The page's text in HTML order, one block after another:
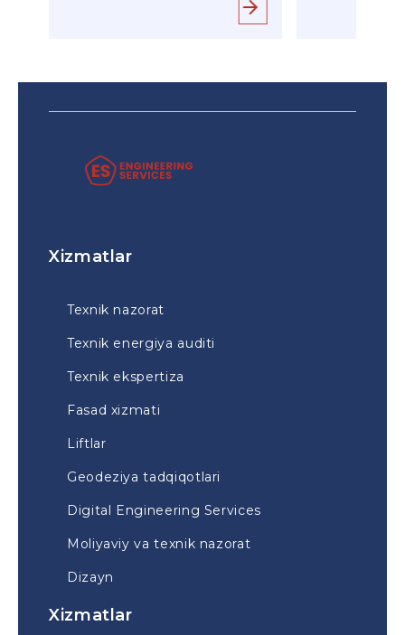
Xizmatlar
Texnik nazorat
Texnik energiya auditi
Texnik ekspertiza
Fasad xizmati
Liftlar
Geodeziya tadqiqotlari
Digital Engineering Services
Moliyaviy va texnik nazorat
Dizayn
Xizmatlar